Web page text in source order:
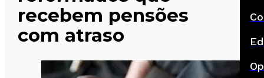
recebem pensões
com atraso